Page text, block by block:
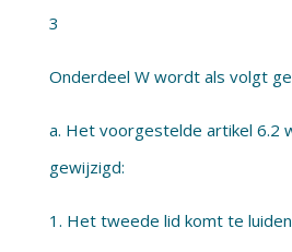
3
Onderdeel W wordt als volgt
a. Het voorgestelde artikel 6.2
gewijzigd:
1. Het tweede lid komt te